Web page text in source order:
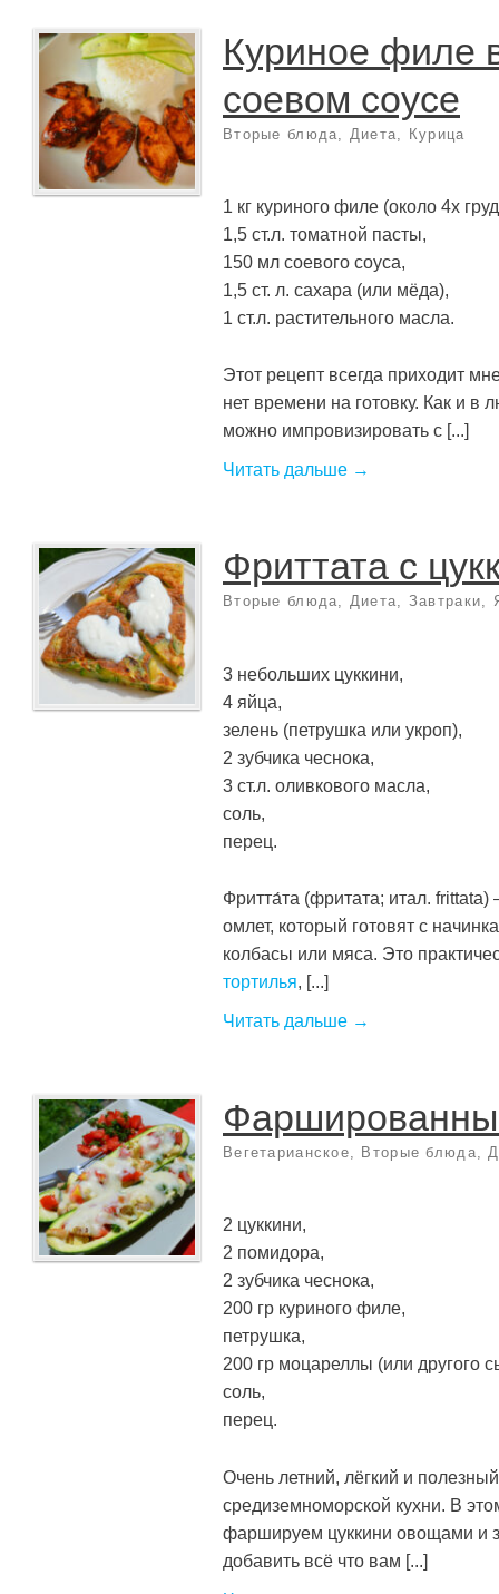
Куриное филе
соевом соусе
Вторые блюда Диета Курица
1 кг куриного филе (около 4х
1,5 ст.л. томатной пасты,
150 мл соевого соуса,
1,5 ст. л. сахара (или мёда),
1 ст.л. растительного масла.
Этот рецепт всегда приходит
нет времени на готовку. Как и в
можно импровизировать с [...]
Читать дальше →
Фриттата с
Вторые блюда, Диета, Завтраки,
3 небольших цуккини,
4 яйца,
зелень (петрушка или укроп),
2 зубчика чеснока,
3 ст.л. оливкового масла,
соль,
перец.
Фритта́та (фритата; итал.
омлет, который готовят с
колбасы или мяса. Это
тортилья, [...]
Читать дальше →
Вегетарианское, Вторые блюда,
2 цуккини,
2 помидора,
2 зубчика чеснока,
200 гр куриного филе,
петрушка,
200 гр моцареллы (или другого
соль,
перец.
Очень летний, лёгкий и
средиземноморской кухни. В
фаршируем цуккини овощами и
добавить всё что вам [...]